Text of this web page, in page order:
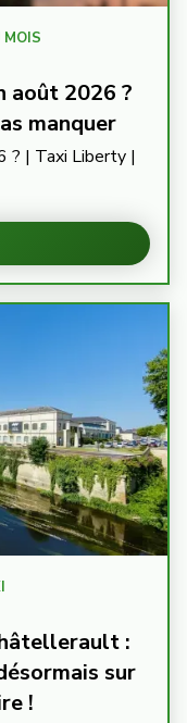
MOIS
août 2026 ?
manquer
? | Taxi Liberty |
:
sur
!